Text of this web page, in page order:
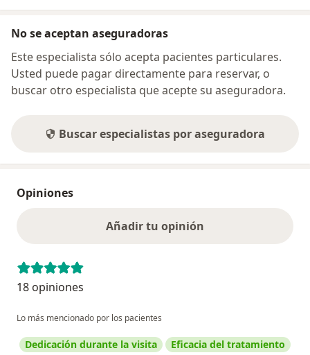
No se aceptan aseguradoras
Este especialista sólo acepta pacientes particulares.
Usted puede pagar directamente para reservar, o
buscar otro especialista que acepte su aseguradora.
Buscar especialistas por aseguradora
Opiniones
Añadir tu opinión
18 opiniones
Lo más mencionado por los pacientes
Dedicación durante la visita Eficacia del tratamiento